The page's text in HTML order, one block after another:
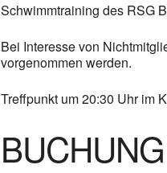
Schwimmtraining des RSG
Bei Interesse von
vorgenommen werden.
Treffpunkt um 20:30 Uhr im